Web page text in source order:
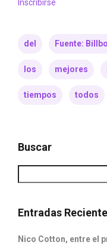
Inscribirse
del Fuente:
los mejores
tiempos todos
Buscar
Entradas
Nico Cotton, entre el